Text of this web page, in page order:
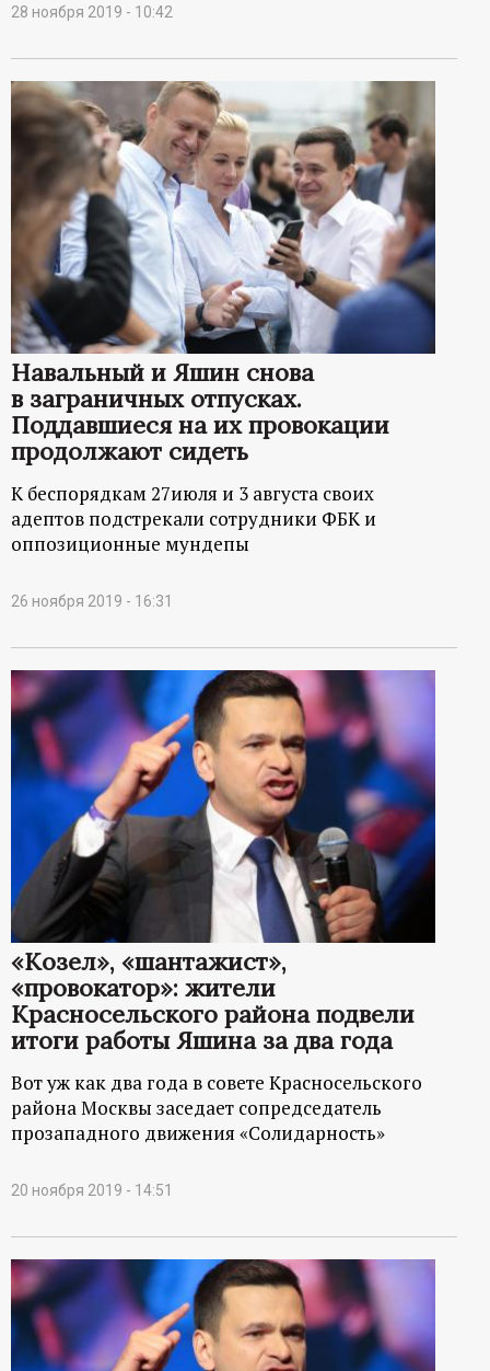
а
л
28 ноября 2019 - 10:42
Навальный и Яшин снова
в заграничных отпусках.
Поддавшиеся на их провокации
продолжают сидеть
К беспорядкам 27июля и 3 августа своих
адептов подстрекали сотрудники ФБК и
оппозиционные мундепы
26 ноября 2019 - 16:31
«Козел», «шантажист»,
«провокатор»: жители
Красносельского района подвели
итоги работы Яшина за два года
Вот уж как два года в совете Красносельского
района Москвы заседает сопредседатель
прозападного движения «Солидарность»
20 ноября 2019 - 14:51